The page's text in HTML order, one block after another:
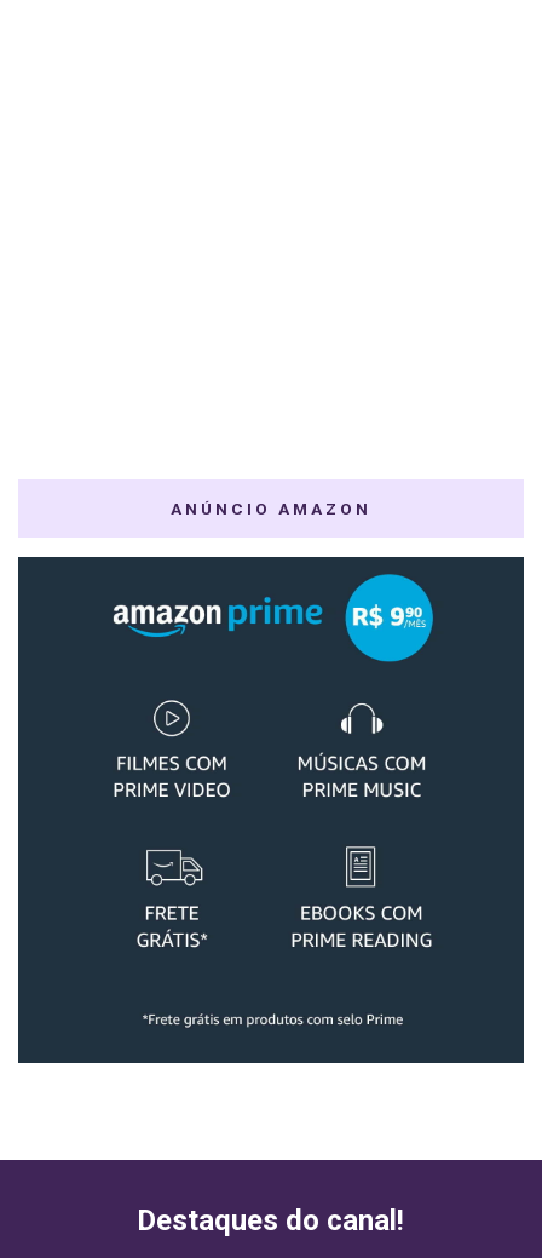
ANÚNCIO AMAZON
Destaques do canal!